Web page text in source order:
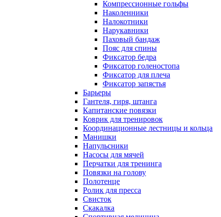
Компрессионные гольфы
Наколенники
Налокотники
Нарукавники
Паховый бандаж
Пояс для спины
Фиксатор бедра
Фиксатор голеностопа
Фиксатор для плеча
Фиксатор запястья
Барьеры
Гантеля, гиря, штанга
Капитанские повязки
Коврик для тренировок
Координационные лестницы и кольца
Манишки
Напульсники
Насосы для мячей
Перчатки для тренинга
Повязки на голову
Полотенце
Ролик для пресса
Свисток
Скакалка